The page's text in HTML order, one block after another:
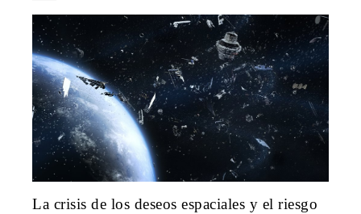
La crisis de los deseos espaciales y el riesgo